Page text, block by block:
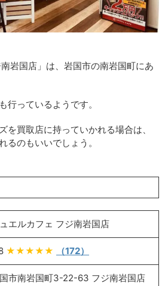
南岩国店」は、岩国市の南岩国町にあ
行っているようです。
を買取店に持っていかれる場合は、
るのもいいでしょう。
エルカフェ フジ南岩国店
★★★★★ （172）
市南岩国町3-22-63 フジ南岩国店